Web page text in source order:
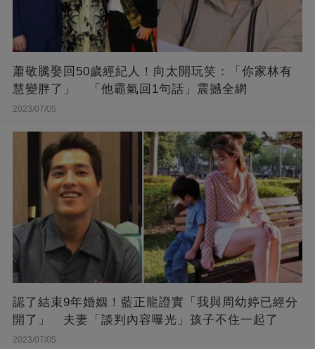
蕭敬騰娶回50歲經紀人！向太開玩笑：「你家林有
慧變胖了」 「他霸氣回1句話」震撼全網
2023/07/05
認了結束9年婚姻！藍正龍證實「我與周幼婷已經分
開了」 夫妻「談判內容曝光」孩子不住一起了
2023/07/05